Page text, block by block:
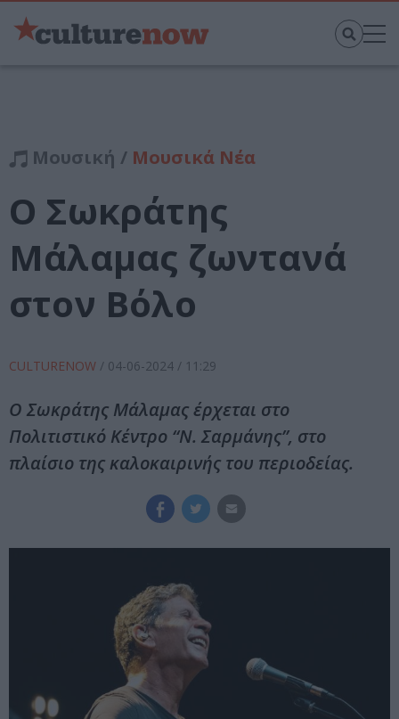
Μουσική / Μουσικά Νέα
Ο Σωκράτης
Μάλαμας ζωντανά
στον Βόλο
CULTURENOW / 04-06-2024 / 11:29
Ο Σωκράτης Μάλαμας έρχεται στο
Πολιτιστικό Κέντρο “Ν. Σαρμάνης”, στο
πλαίσιο της καλοκαιρινής του περιοδείας.